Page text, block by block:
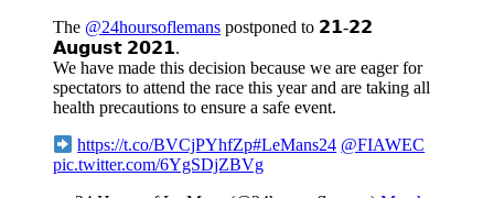
The @24hoursoflemans postponed to 𝟮𝟭-𝟮𝟮
𝗔𝘂𝗴𝘂𝘀𝘁 𝟮𝟬𝟮𝟭.
We have made this decision because we are eager for
spectators to attend the race this year and are taking all
health precautions to ensure a safe event.
https://t.co/BVCjPYhfZp#LeMans24 @FIAWEC
pic.twitter.com/6YgSDjZBVg